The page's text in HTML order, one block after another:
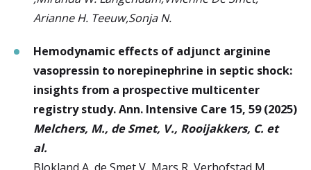
Arianne H. Teeuw,Sonja N.
Hemodynamic effects of adjunct arginine
vasopressin to norepinephrine in septic shock:
insights from a prospective multicenter
registry study. Ann. Intensive Care 15, 59 (2025)
Melchers, M., de Smet, V., Rooijakkers, C. et
al.